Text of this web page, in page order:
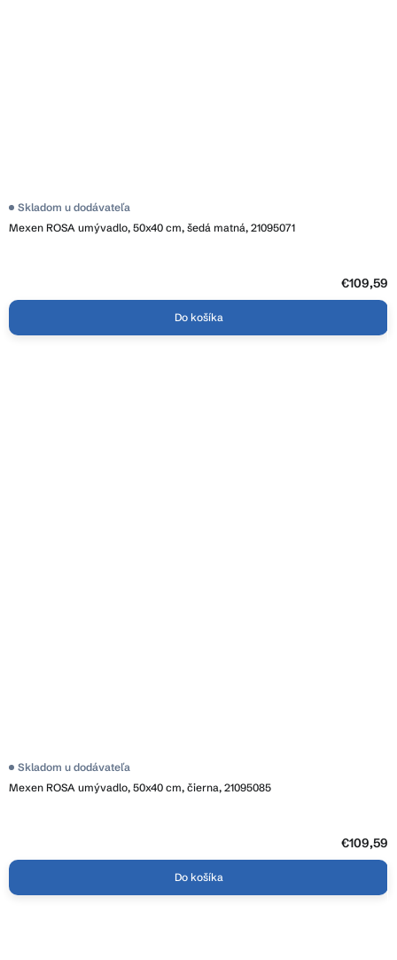
Mexen ROSA umývadlo, 50x40 cm, šedá matná, 21095071
Skladom u dodávateľa
€109,59
Do košíka
Mexen ROSA umývadlo, 50x40 cm, čierna, 21095085
Skladom u dodávateľa
€109,59
Do košíka